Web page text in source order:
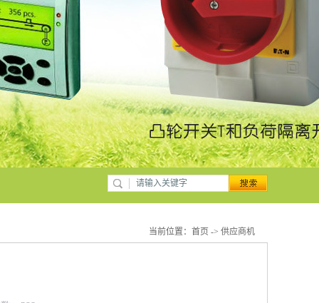
当前位置： 首页 -> 供应商机